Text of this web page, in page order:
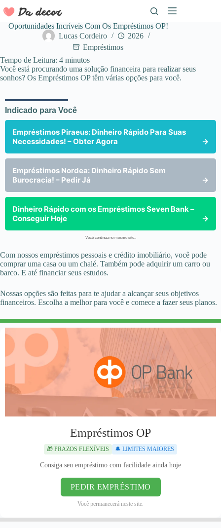
para
conteúdo
Oportunidades Incríveis Com Os Empréstimos OP!
Lucas Cordeiro
2026
Empréstimos
Tempo de Leitura: 4 minutos
Você está procurando uma solução financeira para realizar seus
sonhos? Os Empréstimos OP têm várias opções para você.
Indicado para Você
Empréstimos Piraeus: Dinheiro Rápido Para Suas
Necessidades! – Obter Agora
→
Empréstimos Nordea: Dinheiro Rápido Sem
Burocracia! – Pedir Já
→
Dinheiro Rápido com os Empréstimos Seven Bank –
Conseguir Hoje
→
Você continua no mesmo site..
Com nossos empréstimos pessoais e crédito imobiliário, você pode
comprar uma casa ou um chalé. Também pode adquirir um carro ou
barco. E até financiar seus estudos.
Nossas opções são feitas para te ajudar a alcançar seus objetivos
financeiros. Escolha a melhor para você e comece a fazer seus planos.
Empréstimos OP
🎁 PRAZOS FLEXÍVEIS 🔔 LIMITES MAIORES
Consiga seu empréstimo com facilidade ainda hoje
PEDIR EMPRÉSTIMO
Você permanecerá neste site.